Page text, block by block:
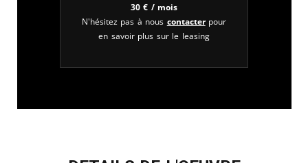
30€ / mois
N'hésitez pas à nous contacterpour
en savoir plus sur le leasing